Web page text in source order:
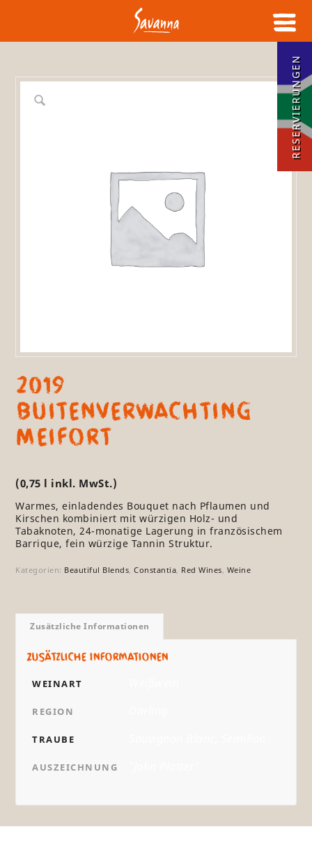
2019
Buitenverwachting
Meifort
(0,75 l inkl. MwSt.)
Warmes, einladendes Bouquet nach Pflaumen und
Kirschen kombiniert mit würzigen Holz- und
Tabaknoten, 24-monatige Lagerung in französischem
Barrique, fein würzige Tannin Struktur.
Kategorien: Beautiful Blends ,Constantia Red Wines Weine
Zusätzliche Informationen
Zusätzliche Informationen
WEINART
REGION
TRAUBE
AUSZEICHNUNG
RESERVIERUNGEN